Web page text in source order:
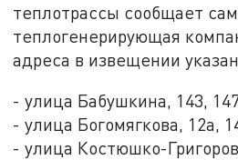
теплотрассы сообщает
теплогенерирующая
адреса в извещении
- улица Бабушкина, 143,
- улица Богомягкова, 12а,
- улица Костюшко-